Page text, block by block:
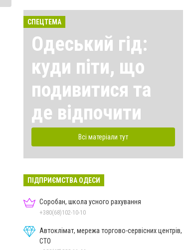
СПЕЦТЕМА
Одеський гід:
куди піти, що
подивитися та
де відпочити
Всі матеріали тут
ПІДПРИЄМСТВА ОДЕСИ
Соробан, школа усного рахування
+380(68)102-10-10
Автоклімат, мережа торгово-сервісних центрів,
СТО